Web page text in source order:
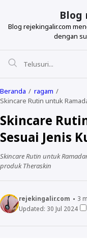
Blog
Blog rejekingalir.com
dengan
Beranda
ragam
Skincare Rutin untuk
Skincare
Sesuai Jenis
Skincare Rutin untuk
produk Theraskin
rejekingalir.com 3
Updated: 30 Jul 2024